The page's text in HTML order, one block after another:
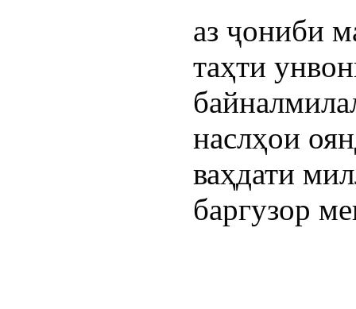
аз ҷониби
таҳти
наслҳои
ваҳдати
баргузор